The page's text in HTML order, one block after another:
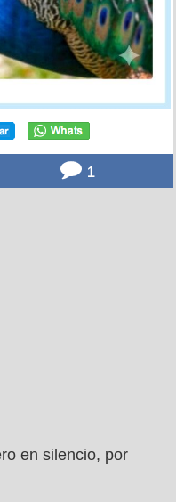
1
en silencio, por